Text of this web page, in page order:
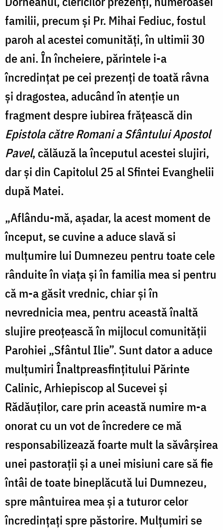
familii, precum și Pr. Mihai Fediuc, fostul
paroh al acestei comunități, în ultimii 30
de ani. În încheiere, părintele i-a
încredințat pe cei prezenți de toată râvna
și dragostea, aducând în atenție un
fragment despre iubirea frățească din
Epistola către Romani a Sfântului Apostol
Pavel, călăuză la începutul acestei slujiri,
dar și din Capitolul 25 al Sfintei Evanghelii
după Matei.
„Aflându-mă, așadar, la acest moment de
început, se cuvine a aduce slavă si
mulțumire lui Dumnezeu pentru toate cele
rânduite în viața și în familia mea si pentru
că m-a găsit vrednic, chiar și în
nevrednicia mea, pentru această înaltă
slujire preoțească în mijlocul comunității
Parohiei „Sfântul Ilie”. Sunt dator a aduce
mulțumiri Înaltpreasfințitului Părinte
Calinic, Arhiepiscop al Sucevei și
Rădăuților, care prin această numire m-a
onorat cu un vot de încredere ce mă
responsabilizează foarte mult la săvârșirea
unei pastorații și a unei misiuni care să fie
întâi de toate bineplăcută lui Dumnezeu,
spre mântuirea mea și a tuturor celor
încredințați spre păstorire. Mulțumiri se